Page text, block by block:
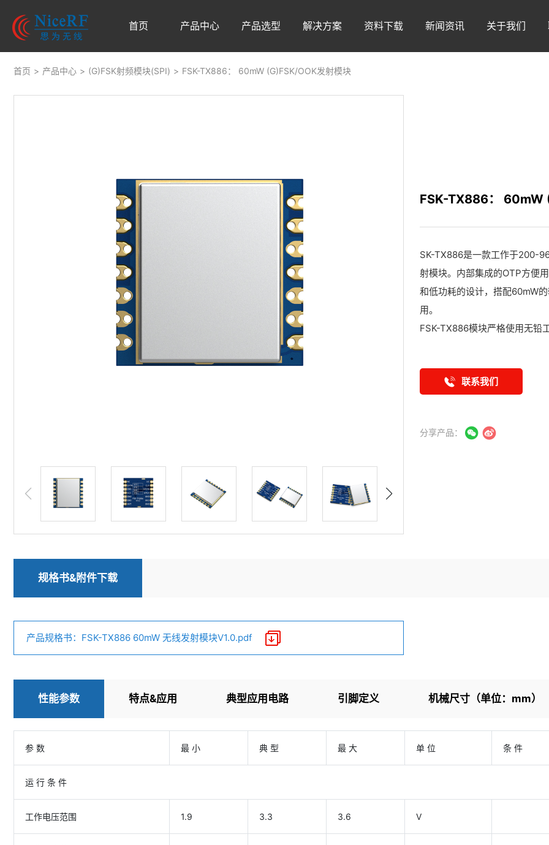
首页 产品中心 产品选型 解决方案 资料下载 新闻资讯 关于我们
首页 > 产品中心 > (G)FSK射频模块(SPI) > FSK-TX886： 60mW (G)FSK/OOK发射模块
FSK-TX886： 60mW
SK-TX886是一款工作于200-
射模块。内部集成的OTP方便
和低功耗的设计，搭配60mW
用。
FSK-TX886模块严格使用无铅
联系我们
分享产品：
规格书&附件下载
产品规格书：FSK-TX886 60mW 无线发射模块V1.0.pdf
性能参数 特点&应用 典型应用电路 引脚定义 机械尺寸（单位：mm）
参 数 最 小 典 型 最 大 单 位 条 件
运 行 条 件
工作电压范围 1.9 3.3 3.6 V